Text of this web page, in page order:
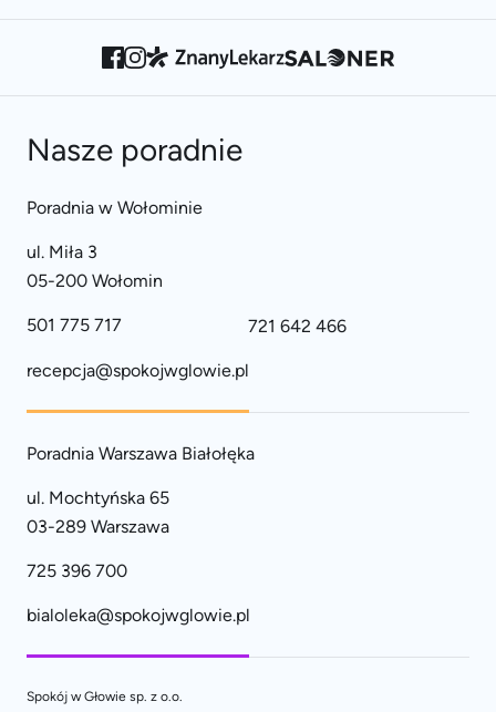
Nasze poradnie
Poradnia w Wołominie
ul. Miła 3
05-200 Wołomin
501 775 717 721 642 466
recepcja@spokojwglowie.pl
Poradnia Warszawa Białołęka
ul. Mochtyńska 65
03-289 Warszawa
725 396 700
bialoleka@spokojwglowie.pl
Spokój w Głowie sp. z o.o.